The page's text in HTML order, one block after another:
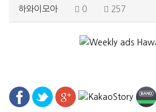
하와이모아 0 257